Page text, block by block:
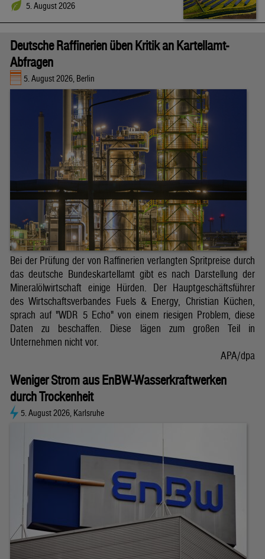
5. August 2026
Deutsche Raffinerien üben Kritik an Kartellamt-
Abfragen
5. August 2026, Berlin
Bei der Prüfung der von Raffinerien verlangten Spritpreise durch
das deutsche Bundeskartellamt gibt es nach Darstellung der
Mineralölwirtschaft einige Hürden. Der Hauptgeschäftsführer
des Wirtschaftsverbandes Fuels & Energy, Christian Küchen,
sprach auf "WDR 5 Echo" von einem riesigen Problem, diese
Daten zu beschaffen. Diese lägen zum großen Teil in
Unternehmen nicht vor.
APA/dpa
Weniger Strom aus EnBW-Wasserkraftwerken
durch Trockenheit
5. August 2026, Karlsruhe